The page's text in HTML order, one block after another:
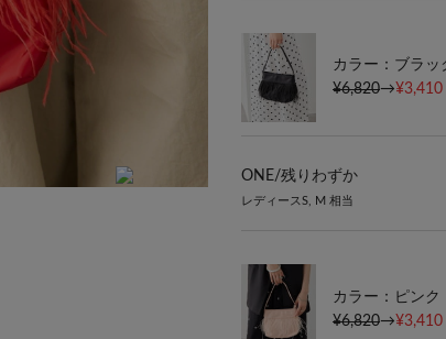
ブラック
カラー：ブラッ
¥6,820→¥3,410
ONE/残りわずか
レディースS, M 相当
カラー：ピンク
¥6,820→¥3,410